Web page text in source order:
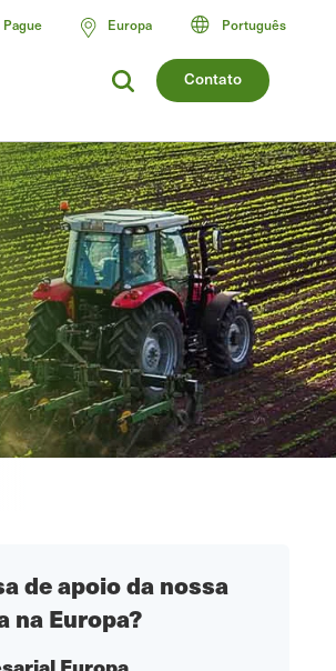
Contato
Pague Europa Português
de apoio da nossa
na Europa?